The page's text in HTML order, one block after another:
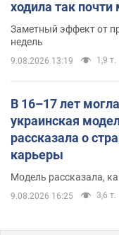
ходила так почти
Заметный эффект от
недель
9.08.2026 13:19 1,9 т.
В 16–17 лет
украинская
рассказала о
карьеры
Модель рассказала,
9.08.2026 16:25 3,6 т.